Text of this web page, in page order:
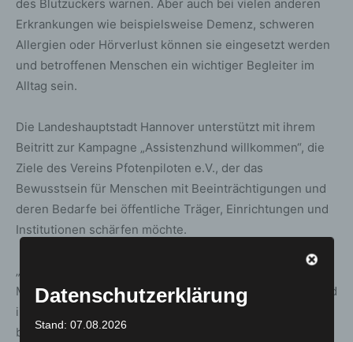
des Blutzuckers warnen. Aber auch bei vielen anderen
Erkrankungen wie beispielsweise Demenz, schweren
Allergien oder Hörverlust können sie eingesetzt werden
und betroffenen Menschen ein wichtiger Begleiter im
Alltag sein.
Die Landeshauptstadt Hannover unterstützt mit ihrem
Beitritt zur Kampagne „Assistenzhund willkommen“, die
Ziele des Vereins Pfotenpiloten e.V., der das
Bewusstsein für Menschen mit Beeinträchtigungen und
deren Bedarfe bei öffentliche Träger, Einrichtungen und
Institutionen schärfen möchte.
„Wir wollen darauf aufmerksam machen, dass viele
Menschen auf einen Assistenzhund angewiesen sind und
ihnen mit der neuen Regelung helfen, ihren Alltag
beispielsweise bei Behördengängen zu erleichtern. Die
Datenschutzerklärung
Stand: 07.08.2026